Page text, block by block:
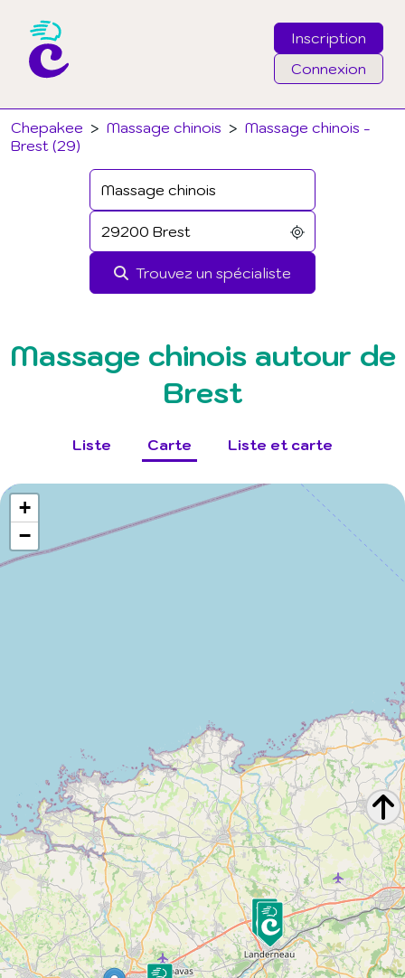
Inscription
Connexion
Chepakee > Massage chinois > Massage chinois -
Brest (29)
Trouvez un spécialiste
Email
Mot de passe
J'ai oublié mon mot de passe
Connexion
Massage chinois autour de
Brest
Liste Carte Liste et carte
+
−